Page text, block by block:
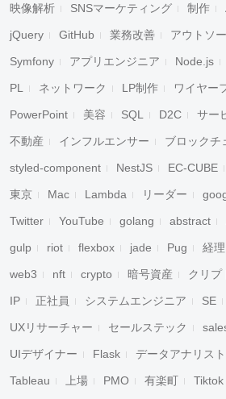
映像解析 SNSマーケティング 制作
jQuery GitHub 業務改善 アウトソ
Symfony アプリエンジニア Node.js
PL ネットワーク LP制作 ワイヤー
PowerPoint 美容 SQL D2C サー
不動産 インフルエンサー ブロックチ
styled-component NestJS EC-CUBE
東京 Mac Lambda リーダー
Twitter YouTube golang abstract
gulp riot flexbox jade Pug 経理
web3 nft crypto 暗号資産 クリプ
IP 正社員 システムエンジニア SE
UXリサーチャー セールステック
UIデザイナー Flask データアナリスト
Tableau 上場 PMO 有楽町 Tiktok